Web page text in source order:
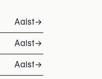
Aalst→
Aalst→
Aalst→